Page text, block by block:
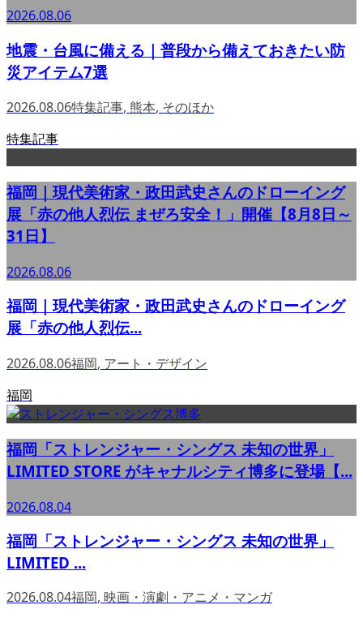
2026.08.06
地震・台風に備える｜普段から備えておきたい防
災アイテム7選
2026.08.06特集記事, 熊本, そのほか
特集記事
福岡｜現代美術家・政田武史さんのドローイング
展「赤の他人烈伝 まぜろ安全！」開催【8月8日～
31日】
2026.08.06
福岡｜現代美術家・政田武史さんのドローイング
展「赤の他人烈伝...
2026.08.06福岡, アート・デザイン
福岡
福岡「ストレンジャー・シングス 未知の世界」
LIMITED STORE がキャナルシティ博多に登場【...
2026.08.04
福岡「ストレンジャー・シングス 未知の世界」
LIMITED ...
2026.08.04福岡, 映画・演劇・アニメ・マンガ